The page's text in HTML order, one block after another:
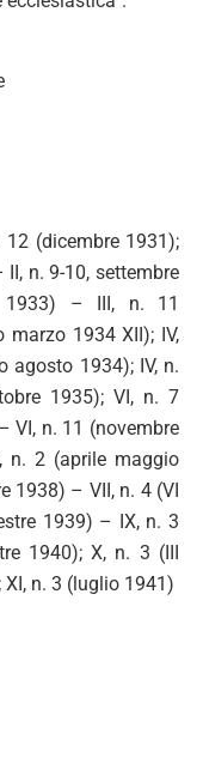
12 (dicembre 1931);
n. 9-10, settembre
1933) – III, n. 11
marzo 1934 XII); IV,
agosto 1934); IV, n.
1935); VI, n. 7
VI, n. 11 (novembre
n. 2 (aprile maggio
1938) – VII, n. 4 (VI
1939) – IX, n. 3
1940); X, n. 3 (III
n. 3 (luglio 1941)